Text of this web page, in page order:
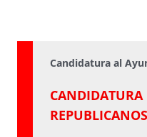
Candidatura al
REPUBLICANOS